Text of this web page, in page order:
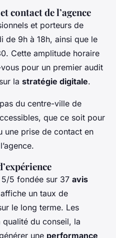
contact de l’agence
et porteurs de
de 9h à 18h, ainsi que le
Cette amplitude horaire
pour un premier audit
la stratégie digitale.
du centre-ville de
que ce soit pour
une prise de contact en
5 fondée sur 37 avis
un taux de
le long terme. Les
du conseil, la
une performance